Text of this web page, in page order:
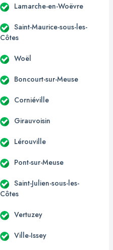
Lamarche-en-Woëvre
Saint-Maurice-sous-les-
Côtes
Woël
Boncourt-sur-Meuse
Corniéville
Girauvoisin
Lérouville
Pont-sur-Meuse
Saint-Julien-sous-les-
Côtes
Vertuzey
Ville-Issey